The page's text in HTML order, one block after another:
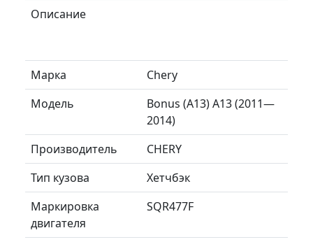
Описание
Марка
Chery
Модель
Bonus (A13) A13 (2011—
2014)
Производитель
CHERY
Тип кузова
Хетчбэк
Маркировка
двигателя
SQR477F